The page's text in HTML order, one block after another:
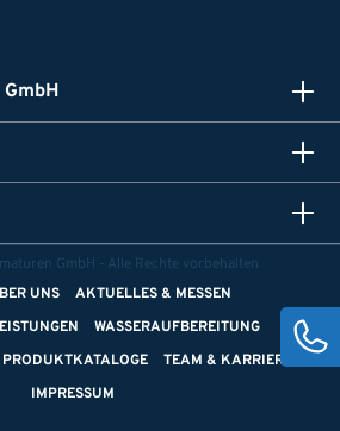
GmbH - Alle Rechte vorbehalten
UNS
AKTUELLES & MESSEN
WASSERAUFBEREITUNG
PRODUKTKATALOGE
TEAM & KARRIERE
IMPRESSUM